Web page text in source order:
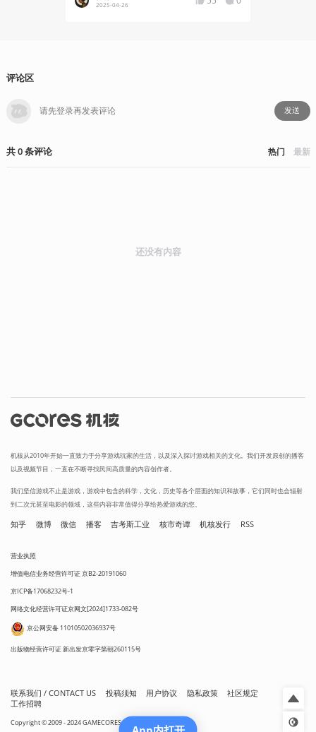
2025-04-26
评论区
发送
共0条评论 热门 最新
还没有内容
机核从2010年开始一直致力于分享游戏玩家的生活，以及深入探讨游戏相关的文化。我们开发原创的播客
以及视频节目，一直在不断寻找民间高质量的内容创作者。
我们坚信游戏不止是游戏，游戏中包含的科学，文化，历史等各个层面的知识和故事，它们同时也会辐射
到二次元甚至电影的领域，这些内容非常值得分享给热爱游戏的您。
知乎 微博 微信 播客 吉考斯工业 核市奇谭 机核发行 RSS
营业执照
增值电信业务经营许可证 京B2-20191060
京ICP备17068232号-1
网络文化经营许可证京网文[2024]1733-082号
京公网安备 11010502036937号
出版物经营许可证 新出发京零字第朝260115号
联系我们 / CONTACT US 投稿须知 用户协议 隐私政策
社区规定
工作招聘
Copyright © 2009 - 2024 GAMECORES. All Rights Reserved